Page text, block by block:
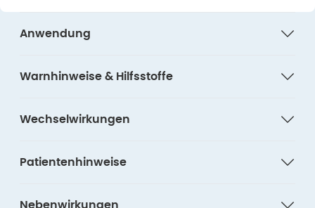
Anwendung
Warnhinweise & Hilfsstoffe
Wechselwirkungen
Patientenhinweise
Nebenwirkungen